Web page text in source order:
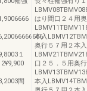
１
間
はり間口２４用
本入
奥行５７用２本入
口２５．５用奥
本入